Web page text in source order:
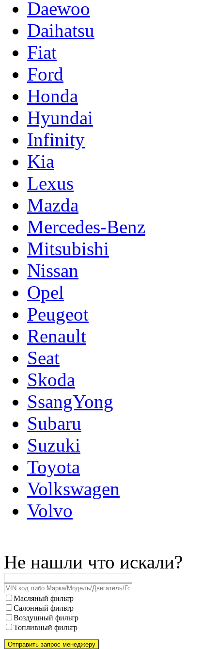
Daewoo
Daihatsu
Fiat
Ford
Honda
Hyundai
Infinity
Kia
Lexus
Mazda
Mercedes-Benz
Mitsubishi
Nissan
Opel
Peugeot
Renault
Seat
Skoda
SsangYong
Subaru
Suzuki
Toyota
Volkswagen
Volvo
Не нашли что искали?
Масляный фильтр
Салонный фильтр
Воздушный фильтр
Топливный фильтр